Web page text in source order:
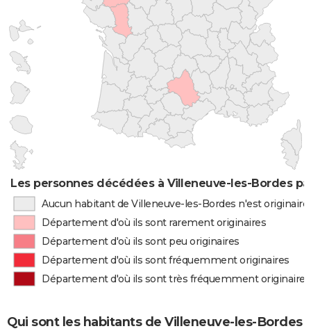
Les personnes décédées à Villeneuve-les-Bordes
Aucun habitant de Villeneuve-les-Bordes n'est
Département d'où ils sont rarement originaires
Département d'où ils sont peu originaires
Département d'où ils sont fréquemment originaires
Département d'où ils sont très fréquemment originaires
Qui sont les habitants de Villeneuve-les-Bordes